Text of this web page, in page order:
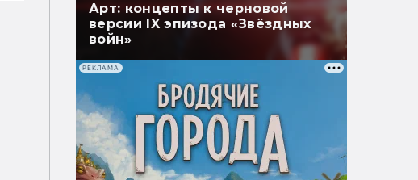
Арт: концепты к черновой
версии IX эпизода «Звёздных
войн»
РЕКЛАМА